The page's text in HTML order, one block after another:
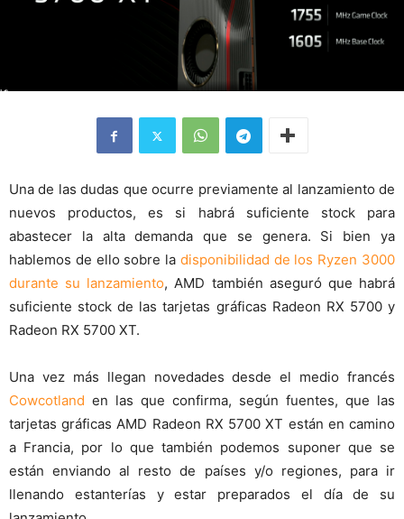
Una de las dudas que ocurre previamente al lanzamiento de
nuevos productos, es si habrá suficiente stock para
abastecer la alta demanda que se genera. Si bien ya
hablemos de ello sobre la disponibilidad de los Ryzen 3000
durante su lanzamiento, AMD también aseguró que habrá
suficiente stock de las tarjetas gráficas Radeon RX 5700 y
Radeon RX 5700 XT.
Una vez más llegan novedades desde el medio francés
Cowcotland en las que confirma, según fuentes, que las
tarjetas gráficas AMD Radeon RX 5700 XT están en camino
a Francia, por lo que también podemos suponer que se
están enviando al resto de países y/o regiones, para ir
llenando estanterías y estar preparados el día de su